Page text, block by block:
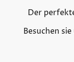
Der
Besuchen